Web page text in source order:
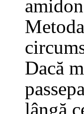
Dacă
lângă